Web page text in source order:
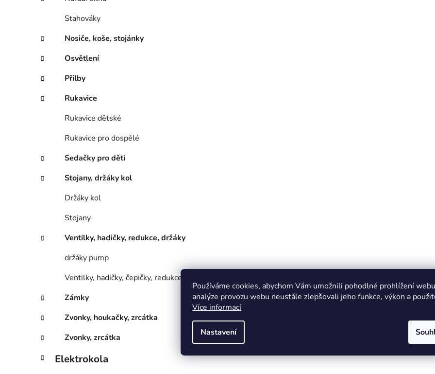
Používáme cookies, abychom Vám umožnili pohodlné prohlížení
analýze provozu webu neustále zlepšovali jeho funkce, výkon a
Více informací
Nastavení
Stahováky
Nosiče, koše, stojánky
Osvětlení
Přilby
Rukavice
Rukavice dětské
Rukavice pro dospělé
Sedačky pro děti
Stojany, držáky kol
Držáky kol
Stojany
Ventilky, hadičky, redukce, držáky
držáky pump
Ventilky, hadičky, čepičky, redukce
Zámky
Zvonky, houkačky, zrcátka
Zvonky, zrcátka
Elektrokola